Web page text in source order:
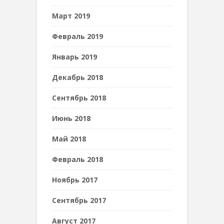
Март 2019
Февраль 2019
Январь 2019
Декабрь 2018
Сентябрь 2018
Июнь 2018
Май 2018
Февраль 2018
Ноябрь 2017
Сентябрь 2017
Август 2017